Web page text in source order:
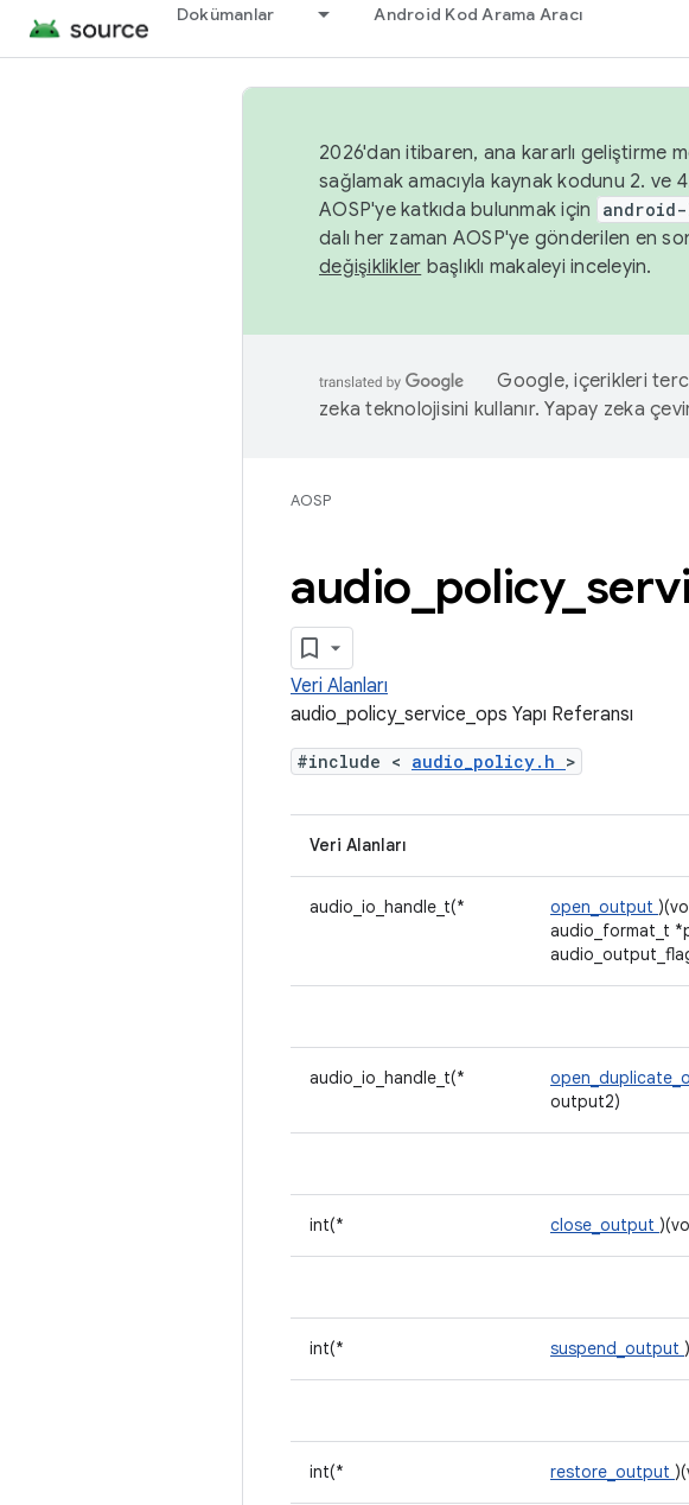
Dokümanlar Android Kod Arama Aracı
2026'dan itibaren, ana kararlı geliştirme
sağlamak amacıyla kaynak kodunu 2. ve
AOSP'ye katkıda bulunmak için
dalı her zaman AOSP'ye gönderilen en
değişiklikler başlıklı makaleyi inceleyin.
Google, içerikleri
zeka teknolojisini kullanır. Yapay zeka
AOSP
audio policy_
Veri Alanları
audio_policy_service_ops Yapı Referansı
#include < audio_policy.h >
Veri Alanları
audio_io_handle_t(* open_output
audio_format_t
audio_io_handle_t(*
output2)
int(* close_output
int(* suspend_output
int(* restore_output